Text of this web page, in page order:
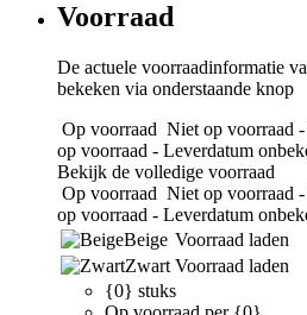
Voorraad
De actuele voorraadinformatie
bekeken via onderstaande knop
Op voorraad Niet op voorraad
op voorraad - Leverdatum
Bekijk de volledige voorraad
Op voorraad Niet op voorraad
op voorraad - Leverdatum
Beige Voorraad laden
Zwart Voorraad laden
{0} stuks